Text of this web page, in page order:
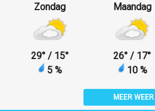
Zondag
29° / 15°
5 %
Maandag
26° / 17°
10 %
MEER WEER